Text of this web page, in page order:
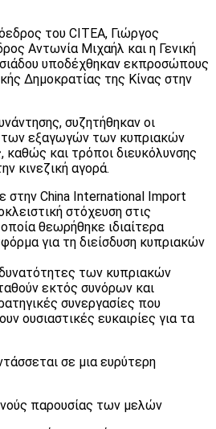
του CITEA, Γιώργος
Αντωνία Μιχαήλ και η Γενική
υποδέχθηκαν εκπροσώπους
Δημοκρατίας της Κίνας στην
συζητήθηκαν οι
των εξαγωγών των κυπριακών
καθώς και τρόποι διευκόλυνσης
κινεζική αγορά.
στην China International Import
στόχευση στις
θεωρήθηκε ιδιαίτερα
για τη διείσδυση κυπριακών
των κυπριακών
εκτός συνόρων και
συνεργασίες που
ουσιαστικές ευκαιρίες για τα
σε μια ευρύτερη
παρουσίας των μελών